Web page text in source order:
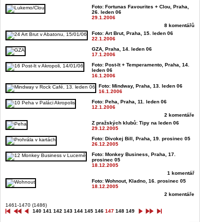
Foto: Fortunas Favourites + Clou, Praha,
26. leden 06
29.1.2006
8 komentářů
Foto: Art Brut, Praha, 15. leden 06
22.1.2006
GZA, Praha, 14. leden 06
17.1.2006
Foto: Post-It + Temperamento, Praha, 14.
leden 06
16.1.2006
Foto: Mindway, Praha, 13. leden 06
16.1.2006
Foto: Peha, Praha, 11. leden 06
12.1.2006
2 komentáře
Z pražských klubů: Tipy na leden 06
29.12.2005
Foto: Divokej Bill, Praha, 19. prosinec 05
26.12.2005
Foto: Monkey Business, Praha, 17.
prosinec 05
18.12.2005
1 komentář
Foto: Wohnout, Kladno, 16. prosinec 05
18.12.2005
2 komentáře
1461-1470 (1486)
140 141 142 143 144 145 146 147 148 149